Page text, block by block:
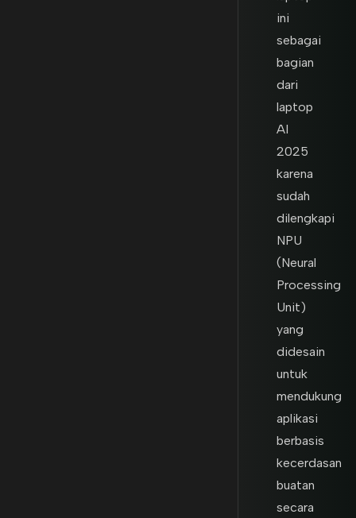
ini
sebagai
bagian
dari
laptop
AI
2025
karena
sudah
dilengkapi
NPU
(Neural
Processing
Unit)
yang
didesain
untuk
mendukung
aplikasi
berbasis
kecerdasan
buatan
secara